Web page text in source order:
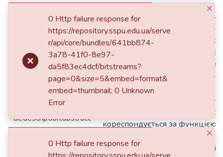
dc.description.abstract
У статті актуалізовано проблему
контексті сучасної
реформування освітнього
них економічного фактору.
людиноцентричний аспект
якого враховано як суспільно-
контекст, так і індивідуально-
Акцентовано значущість
компетентності майбутнього
кореспондується за функцією
компетентністю та може бути
межах професійної діяльності,
×
0 Http failure response for
https://repository.sspu.edu.ua/serve
r/api/core/bundles/641bb874-
3a78-41f0-8e97-
da5f83ec4dcf/bitstreams?
page=0&size=5&embed=format&
embed=thumbnail: 0 Unknown
Error
×
0 Http failure response for